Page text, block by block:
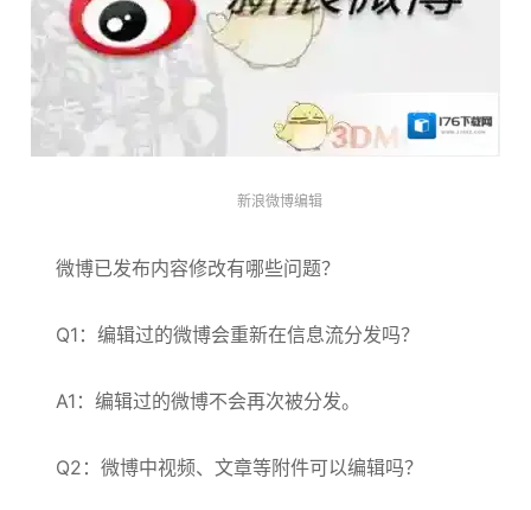
新浪微博编辑
微博已发布内容修改有哪些问题？
Q1：编辑过的微博会重新在信息流分发吗？
A1：编辑过的微博不会再次被分发。
Q2：微博中视频、文章等附件可以编辑吗？